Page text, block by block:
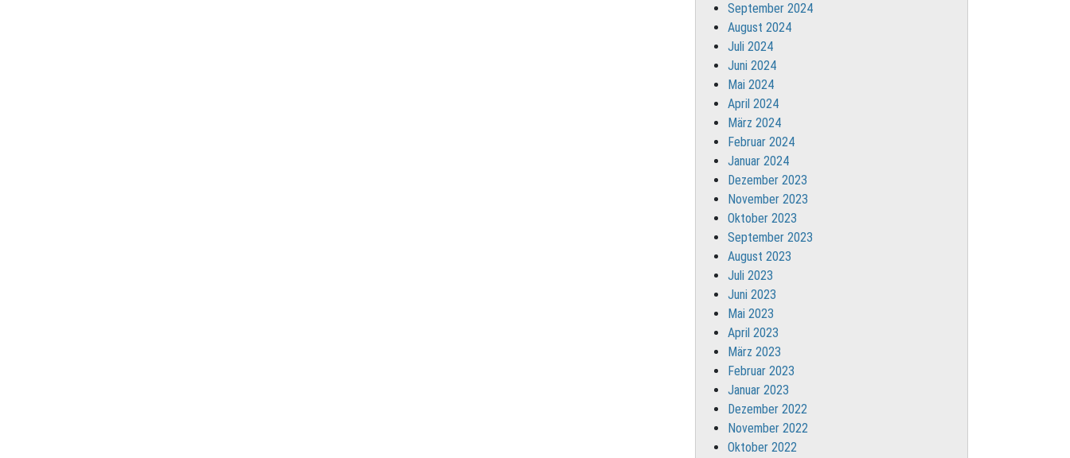
September 2024
August 2024
Juli 2024
Juni 2024
Mai 2024
April 2024
März 2024
Februar 2024
Januar 2024
Dezember 2023
November 2023
Oktober 2023
September 2023
August 2023
Juli 2023
Juni 2023
Mai 2023
April 2023
März 2023
Februar 2023
Januar 2023
Dezember 2022
November 2022
Oktober 2022